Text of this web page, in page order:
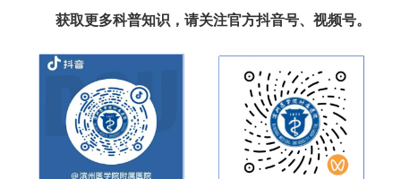
获取更多科普知识，请关注官方抖音号、视频号。